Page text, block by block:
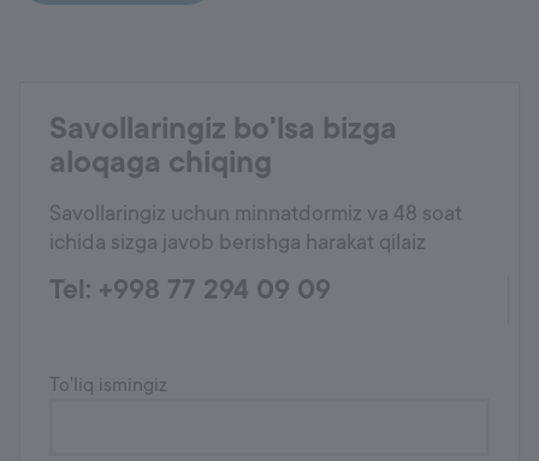
Savollaringiz bo'lsa bizga
aloqaga chiqing
Savollaringiz uchun minnatdormiz va 48 soat
ichida sizga javob berishga harakat qilaiz
Tel: +998 77 294 09 09
To'liq ismingiz